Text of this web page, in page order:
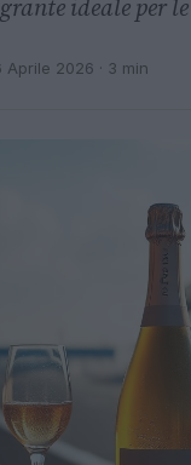
ideale per
Aprile 2026 · 3 min